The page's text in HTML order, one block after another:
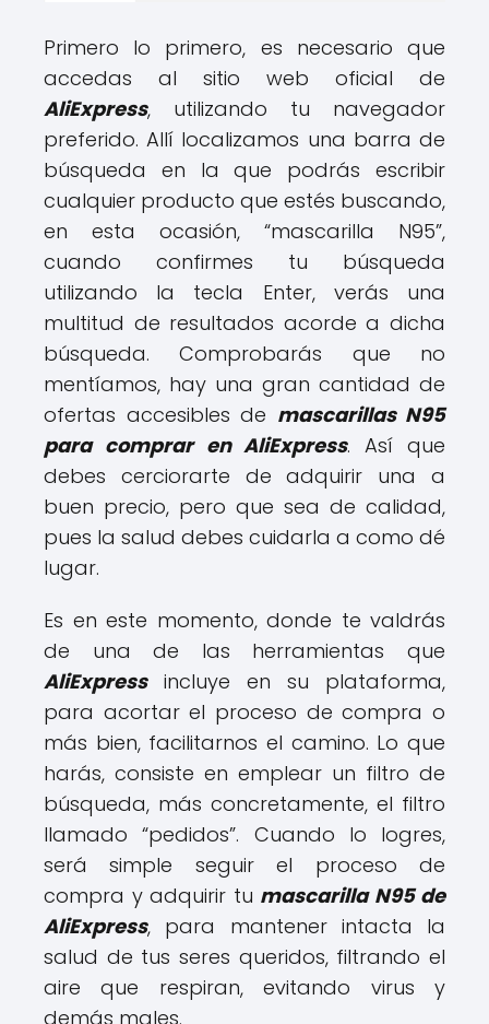
Primero lo primero, es necesario que
accedas al sitio web oficial de
AliExpress, utilizando tu navegador
preferido. Allí localizamos una barra de
búsqueda en la que podrás escribir
cualquier producto que estés buscando,
en esta ocasión, “mascarilla N95”,
cuando confirmes tu búsqueda
utilizando la tecla Enter, verás una
multitud de resultados acorde a dicha
búsqueda. Comprobarás que no
mentíamos, hay una gran cantidad de
ofertas accesibles de mascarillas N95
para comprar en AliExpress. Así que
debes cerciorarte de adquirir una a
buen precio, pero que sea de calidad,
pues la salud debes cuidarla a como dé
lugar.
Es en este momento, donde te valdrás
de una de las herramientas que
AliExpressincluye en su plataforma,
para acortar el proceso de compra o
más bien, facilitarnos el camino. Lo que
harás, consiste en emplear un filtro de
búsqueda, más concretamente, el filtro
llamado “pedidos”. Cuando lo logres,
será simple seguir el proceso de
compra y adquirir tu mascarilla N95 de
AliExpress, para mantener intacta la
salud de tus seres queridos, filtrando el
aire que respiran, evitando virus y
demás males.